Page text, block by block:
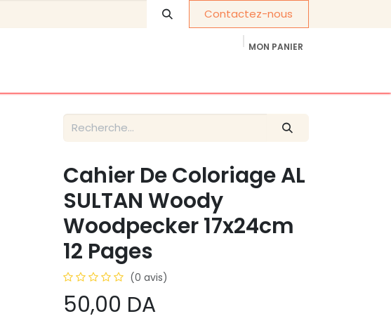
Contactez-nous
MON PANIER
Cahier De Coloriage AL
SULTAN Woody
Woodpecker 17x24cm
12 Pages
(0 avis)
50,00 DA